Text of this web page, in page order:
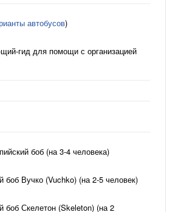
в следующие дни в связи с
и международными соревнованиями:
года
автобусов)
гид для помощи с организацией
боб (на 3-4 человека)
боб Вучко (Vuchko) (на 2-5 человек)
боб Скелетон (Skeleton) (на 2